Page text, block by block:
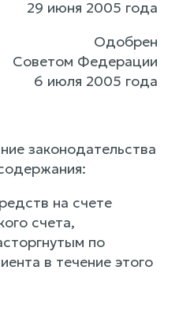
29 июня 2005 года
Одобрен
Советом Федерации
6 июля 2005 года
законодательства
на счете
счета,
по
в течение этого